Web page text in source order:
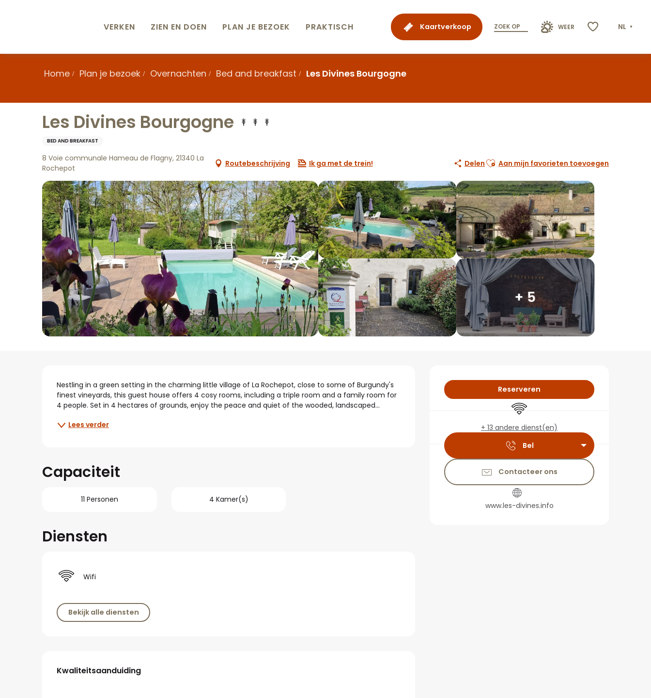
Kaartverkoop ZOEK OP WEER NL
VERKEN ZIEN EN DOEN PLAN JE BEZOEK PRAKTISCH
Home Plan je bezoek Overnachten Bed and breakfast Les Divines Bourgogne
Les Divines Bourgogne
BED AND BREAKFAST
8 Voie communale Hameau de Flagny, 21340 La
Rochepot
Routebeschrijving Ik ga met de trein! Delen Ajouter aux favoris
Aan mijn favorieten toevoegen
+ 5
Openingstijden en
Reserveren
Wifi
+ 13 andere dienst(en)
Bel
Contacteer ons
www.les-divines.info
Beschrijving
Nestling in a green setting in the charming little village of La Rochepot, close to some of Burgundy's
finest vineyards, this guest house offers 4 cosy rooms, including a triple room and a family room for
4 people. Set in 4 hectares of grounds, enjoy the peace and quiet of the wooded, landscaped...
Lees verder
Capaciteit
11 Personen 4 Kamer(s)
Diensten
Wifi
Bekijk alle diensten
Dienstverlening
Kwaliteitsaanduiding
Kwaliteitsaanduiding